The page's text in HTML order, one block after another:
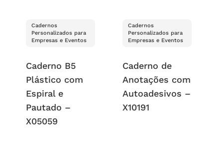
Cadernos
Personalizados para
Empresas e Eventos
Caderno B5
Plástico com
Espiral e
Pautado –
X05059
Cadernos
Personalizados para
Empresas e Eventos
Caderno de
Anotações com
Autoadesivos –
X10191